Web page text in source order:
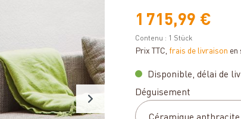
1 715,99 €
Contenu : 1 Stück
Prix TTC, frais de livraison en
Disponible, délai de
Sélectionnez
Déguisement